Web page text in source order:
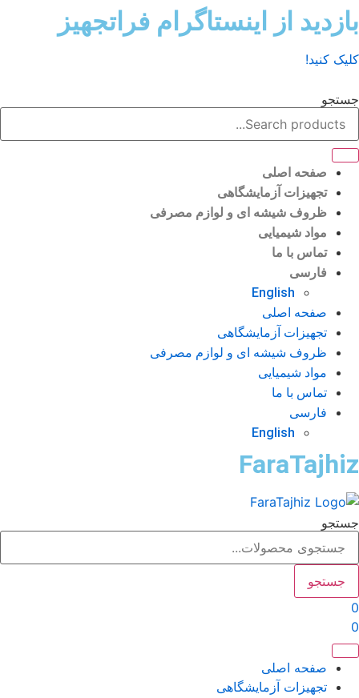
از اینستاگرام فراتجهیز
کنید!
صفحه اصلی
تجهیزات آزمایشگاهی
ظروف شیشه ای و لوازم مصرفی
مواد شیمیایی
تماس با ما
فارسی
English
صفحه اصلی
تجهیزات آزمایشگاهی
ظروف شیشه ای و لوازم مصرفی
مواد شیمیایی
تماس با ما
فارسی
English
جستجو
صفحه اصلی
تجهیزات آزمایشگاهی